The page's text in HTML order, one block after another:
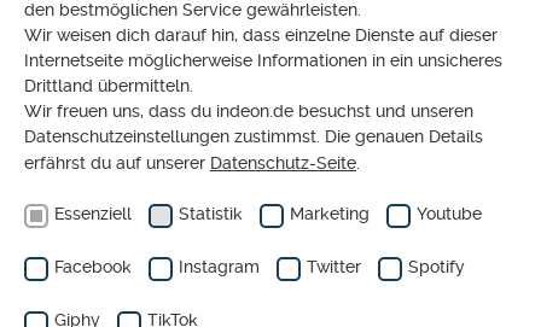
Kita und Wohnraum Tür an Tür
den bestmöglichen Service gewährleisten.
Wir weisen dich darauf hin, dass einzelne Dienste auf dieser
Internetseite möglicherweise Informationen in ein unsicheres
Drittland übermitteln.
Wir freuen uns, dass du indeon.de besuchst und unseren
Datenschutzeinstellungen zustimmst. Die genauen Details
erfährst du auf unserer Datenschutz-Seite
Essenziell Statistik Marketing Youtube
Facebook Instagram Twitter Spotify
Giphy TikTok